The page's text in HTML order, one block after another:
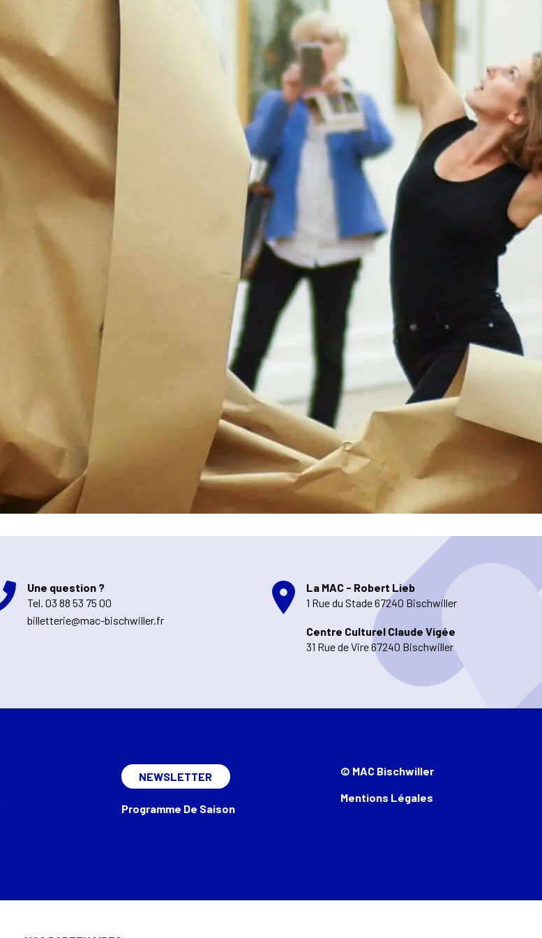
Une question ?
Tel. 03 88 53 75 00
billetterie@mac-bischwiller.fr
La MAC - Robert Lieb
1 Rue du Stade 67240 Bischwiller
Centre Culturel Claude Vigée
31 Rue de Vire 67240 Bischwiller
NEWSLETTER
Programme De Saison
© MAC Bischwiller
Mentions Légales